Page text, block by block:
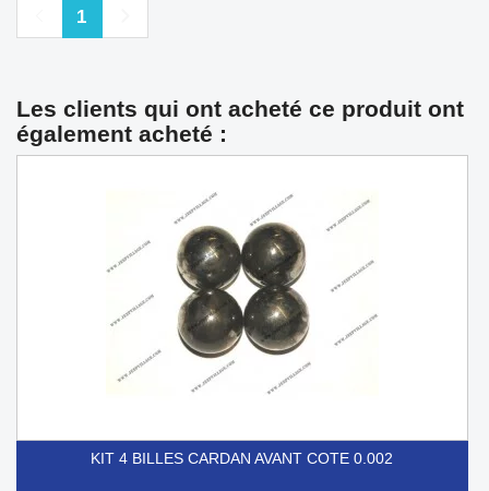
Précédent
1
Les clients qui ont acheté ce produit ont
également acheté :
KIT 4 BILLES CARDAN AVANT COTE 0.002